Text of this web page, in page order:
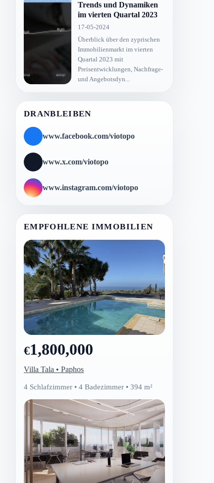
Trends und Dynamiken
im vierten Quartal 2023
17-05-2024
Überblick über den zyprischen
Immobilienmarkt im vierten
Quartal 2023 mit
Preisentwicklungen, Nachfrage-
und Angebotsdyn...
DRANBLEIBEN
www.facebook.com/viotopo
www.x.com/viotopo
www.instagram.com/viotopo
EMPFOHLENE IMMOBILIEN
€1,800,000
Villa Tala • Paphos
4 Schlafzimmer • 4 Badezimmer • 394 m²